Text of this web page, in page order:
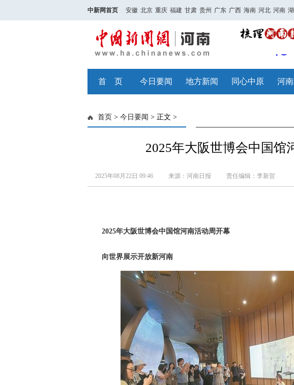
中新网首页 安徽 北京 重庆 福建 甘肃 贵州 广东 广西 海南 河北 河南
首 页 今日要闻 地方新闻 同心中原 河
首页 > 今日要闻 > 正文 >
2025年大阪世博会中国馆
2025年08月22日 09:46 来源：河南日报 责任编辑：李新贺
2025年大阪世博会中国馆河南活动周开幕
向世界展示开放新河南